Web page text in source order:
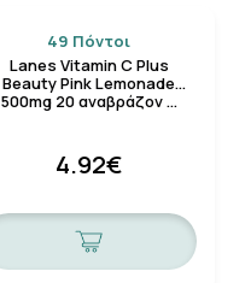
49 Πόντοι
Lanes Vitamin C Plus
Beauty Pink Lemonade
500mg 20 αναβράζον …
4.92€